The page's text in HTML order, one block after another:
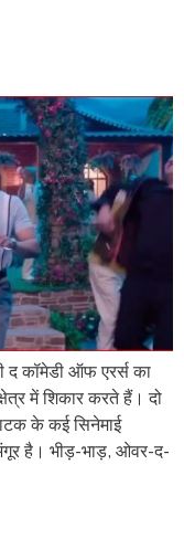
द कॉमेडी ऑफ एरर्स का
में शिकार करते हैं। दो
के कई सिनेमाई
है। भीड़-भाड़, ओवर-द-